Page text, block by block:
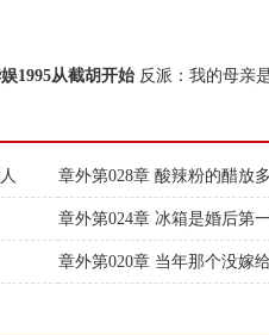
1995从截胡开始 反派：我的母亲
章外第028章 酸辣粉的醋放
章外第024章 冰箱是婚后第
章外第020章 当年那个没嫁